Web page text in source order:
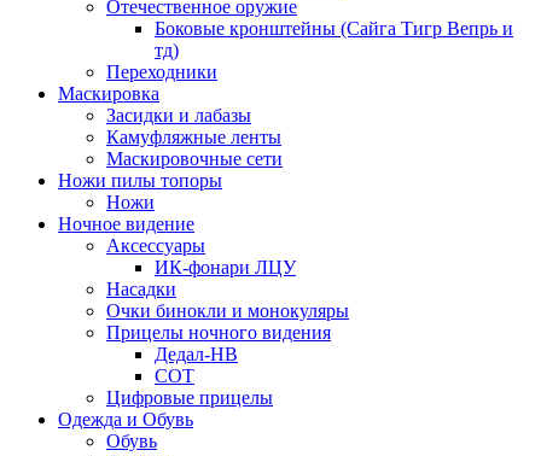
Отечественное оружие
Боковые кронштейны (Сайга Тигр Вепрь и
тд)
Переходники
Маскировка
Засидки и лабазы
Камуфляжные ленты
Маскировочные сети
Ножи пилы топоры
Ножи
Ночное видение
Аксессуары
ИК-фонари ЛЦУ
Насадки
Очки бинокли и монокуляры
Прицелы ночного видения
Дедал-НВ
СОТ
Цифровые прицелы
Одежда и Обувь
Обувь